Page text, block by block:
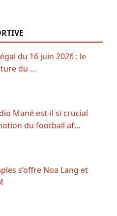
du 16 juin 2026 : le
du …
Mané est-il si crucial
du football af…
s’offre Noa Lang et